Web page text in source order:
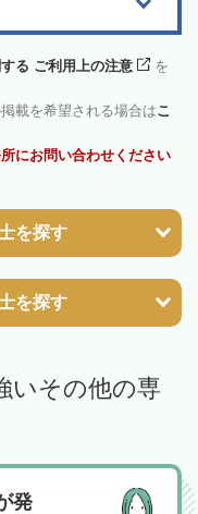
る ご利用上の注意
を
載を希望される場合はこ
にお問い合わせください
を探す
を探す
いその他の専
発